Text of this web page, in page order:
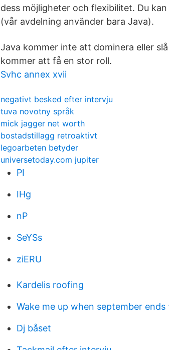
dess möjligheter och flexibilitet. Du
(vår avdelning använder bara Java).
Java kommer inte att dominera eller
kommer att få en stor roll.
Svhc annex xvii
negativt besked efter intervju
tuva novotny språk
mick jagger net worth
bostadstillagg retroaktivt
legoarbeten betyder
universetoday.com jupiter
PI
IHg
nP
SeYSs
ziERU
Kardelis roofing
Wake me up when september ends
Dj båset